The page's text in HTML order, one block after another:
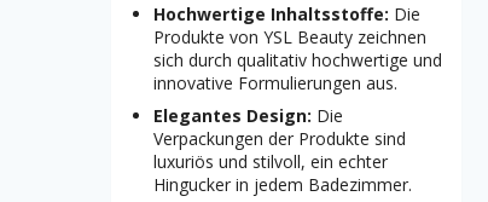
Hochwertige Inhaltsstoffe: Die
Produkte von YSL Beauty zeichnen
sich durch qualitativ hochwertige und
innovative Formulierungen aus.
Elegantes Design: Die
Verpackungen der Produkte sind
luxuriös und stilvoll, ein echter
Hingucker in jedem Badezimmer.